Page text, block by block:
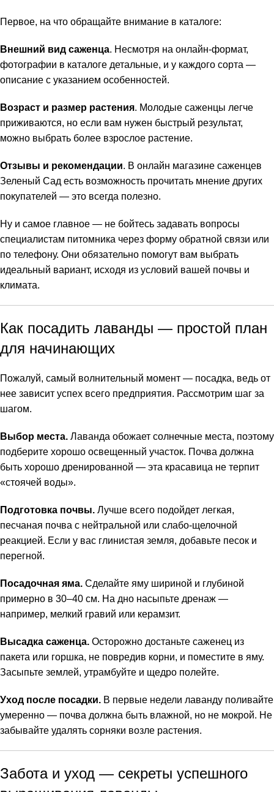
Первое, на что обращайте внимание в каталоге:
Внешний вид саженца. Несмотря на онлайн-формат,
фотографии в каталоге детальные, и у каждого сорта —
описание с указанием особенностей.
Возраст и размер растения. Молодые саженцы легче
приживаются, но если вам нужен быстрый результат,
можно выбрать более взрослое растение.
Отзывы и рекомендации. В онлайн магазине саженцев
Зеленый Сад есть возможность прочитать мнение других
покупателей — это всегда полезно.
Ну и самое главное — не бойтесь задавать вопросы
специалистам питомника через форму обратной связи или
по телефону. Они обязательно помогут вам выбрать
идеальный вариант, исходя из условий вашей почвы и
климата.
Как посадить лаванды — простой план
для начинающих
Пожалуй, самый волнительный момент — посадка, ведь от
нее зависит успех всего предприятия. Рассмотрим шаг за
шагом.
Выбор места. Лаванда обожает солнечные места, поэтому
подберите хорошо освещенный участок. Почва должна
быть хорошо дренированной — эта красавица не терпит
«стоячей воды».
Подготовка почвы. Лучше всего подойдет легкая,
песчаная почва с нейтральной или слабо-щелочной
реакцией. Если у вас глинистая земля, добавьте песок и
перегной.
Посадочная яма. Сделайте яму шириной и глубиной
примерно в 30–40 см. На дно насыпьте дренаж —
например, мелкий гравий или керамзит.
Высадка саженца. Осторожно достаньте саженец из
пакета или горшка, не повредив корни, и поместите в яму.
Засыпьте землей, утрамбуйте и щедро полейте.
Уход после посадки. В первые недели лаванду поливайте
умеренно — почва должна быть влажной, но не мокрой. Не
забывайте удалять сорняки возле растения.
Забота и уход — секреты успешного